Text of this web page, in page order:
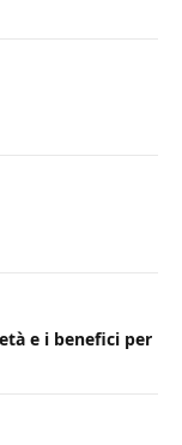
e i benefici per